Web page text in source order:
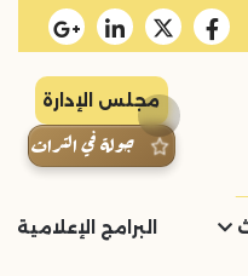
مجلس الإدارة
جولة في التراث
البرامج الإعلامية